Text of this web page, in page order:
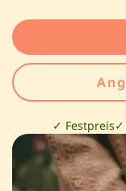
✓ Festpreis✓